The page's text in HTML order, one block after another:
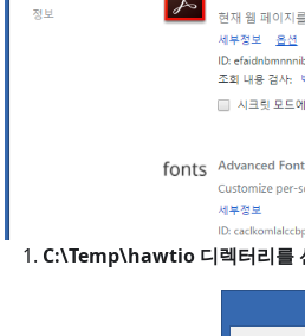
C:\Temp\hawtio 디렉터리를